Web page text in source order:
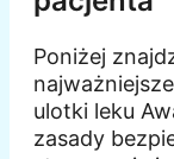
Poniżej
ulotki leku
zasady